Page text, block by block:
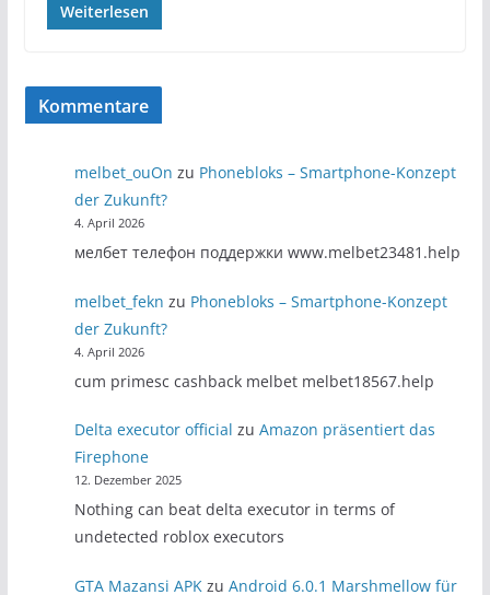
Weiterlesen
Kommentare
melbet_ouOn zu Phonebloks – Smartphone-Konzept
der Zukunft?
4. April 2026
мелбет телефон поддержки www.melbet23481.help
melbet_fekn zu Phonebloks – Smartphone-Konzept
der Zukunft?
4. April 2026
cum primesc cashback melbet melbet18567.help
Delta executor official zuAmazon präsentiert das
Firephone
12. Dezember 2025
Nothing can beat delta executor in terms of
undetected roblox executors
GTA Mazansi APK zuAndroid 6.0.1 Marshmellow für